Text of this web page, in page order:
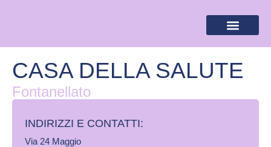
CASA DELLA SALUTE
Fontanellato
INDIRIZZI E CONTATTI:​
Via 24 Maggio